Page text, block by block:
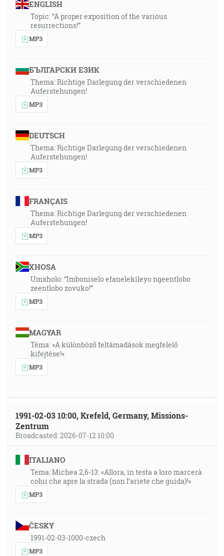
ENGLISH
Topic: “A proper exposition of the various
resurrections!”
MP3
БЪЛГАРСКИ ЕЗИК
Thema: Richtige Darlegung der verschiedenen
Auferstehungen!
MP3
DEUTSCH
Thema: Richtige Darlegung der verschiedenen
Auferstehungen!
MP3
FRANÇAIS
Thema: Richtige Darlegung der verschiedenen
Auferstehungen!
MP3
XHOSA
Umxholo: “Imboniselo efanelekileyo ngeentlobo
zeentlobo zovuko!”
MP3
MAGYAR
Téma: »A különböző feltámadások megfelelő
kifejtése!«
MP3
1991-02-03 10:00, Krefeld, Germany, Missions-
Zentrum
Broadcasted: 2026-07-12 10:00
ITALIANO
Tema: Michea 2,6-13: «Allora, in testa a loro marcerà
colui che apre la strada (non l’ariete che guida)!»
MP3
ČESKY
1991-02-03-1000-czech
MP3